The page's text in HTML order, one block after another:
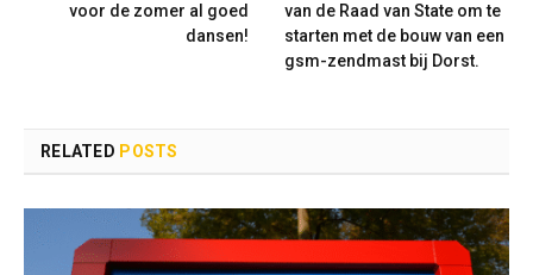
voor de zomer al goed
dansen!
van de Raad van State om te
starten met de bouw van een
gsm-zendmast bij Dorst.
RELATED POSTS